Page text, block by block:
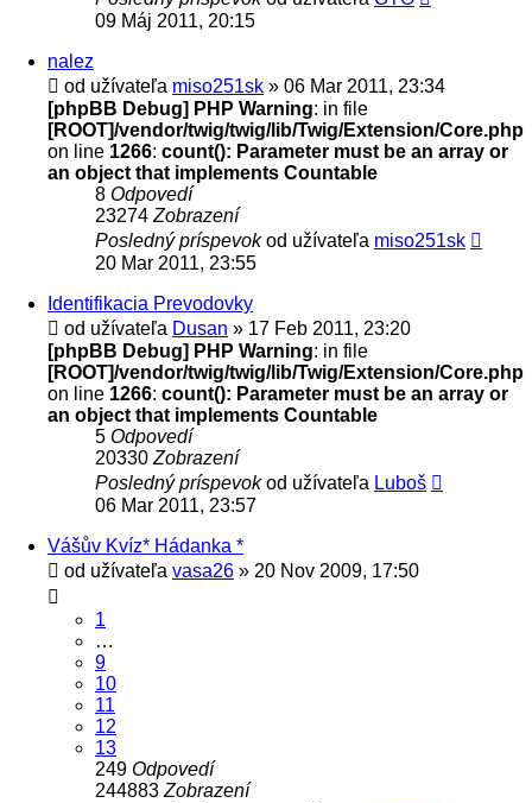
09 Máj 2011, 20:15
nalez
od užívateľa miso251sk » 06 Mar 2011, 23:34
[phpBB Debug] PHP Warning: in file
[ROOT]/vendor/twig/twig/lib/Twig/Extension/Core.php
on line 1266: count(): Parameter must be an array or
an object that implements Countable
8 Odpovedí
23274 Zobrazení
Posledný príspevokod užívateľa miso251sk
20 Mar 2011, 23:55
Identifikacia Prevodovky
od užívateľa Dusan » 17 Feb 2011, 23:20
[phpBB Debug] PHP Warning: in file
[ROOT]/vendor/twig/twig/lib/Twig/Extension/Core.php
on line 1266: count(): Parameter must be an array or
an object that implements Countable
5 Odpovedí
20330 Zobrazení
Posledný príspevokod užívateľa Luboš
06 Mar 2011, 23:57
Vášův Kvíz* Hádanka *
od užívateľa vasa26 » 20 Nov 2009, 17:50
1
…
9
10
11
12
13
249 Odpovedí
244883 Zobrazení